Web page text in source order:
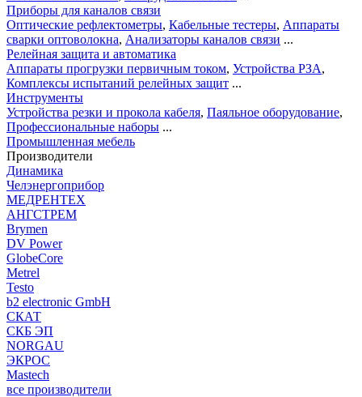
Приборы для каналов связи
Оптические рефлектометры, Кабельные тестеры, Аппараты
сварки оптоволокна, Анализаторы каналов связи ...
Релейная защита и автоматика
Аппараты прогрузки первичным током, Устройства РЗА,
Комплексы испытаний релейных защит ...
Инструменты
Устройства резки и прокола кабеля, Паяльное оборудование,
Профессиональные наборы ...
Промышленная мебель
Производители
Динамика
Челэнергоприбор
МЕДРЕНТЕХ
АНГСТРЕМ
Brymen
DV Power
GlobeCore
Metrel
Testo
b2 electronic GmbH
СКАТ
СКБ ЭП
NORGAU
ЭКРОС
Mastech
все производители